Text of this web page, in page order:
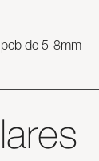
de 5-8mm